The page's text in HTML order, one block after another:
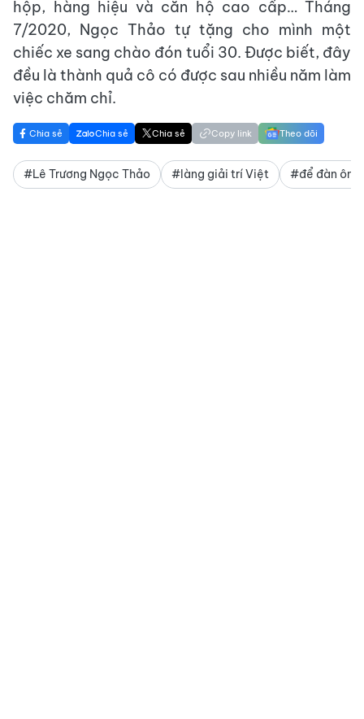
hộp, hàng hiệu và căn hộ cao cấp… Tháng
7/2020, Ngọc Thảo tự tặng cho mình một
chiếc xe sang chào đón tuổi 30. Được biết, đây
đều là thành quả cô có được sau nhiều năm làm
việc chăm chỉ.
Chia sẻ Chia sẻ Chia sẻ Copy link Theo dõi
#Lê Trương Ngọc Thảo #làng giải trí Việt #để đàn ông